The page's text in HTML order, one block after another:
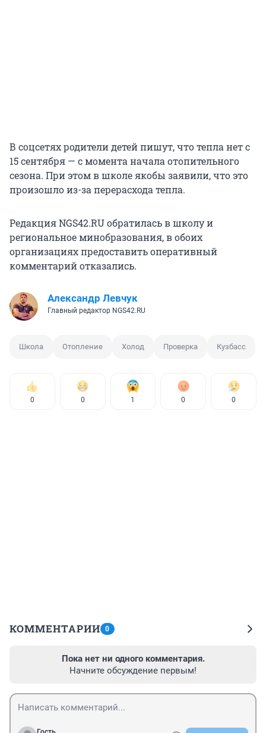
В соцсетях родители детей пишут, что тепла нет с
15 сентября — с момента начала отопительного
сезона. При этом в школе якобы заявили, что это
произошло из-за перерасхода тепла.
Редакция NGS42.RU обратилась в школу и
региональное минобразования, в обоих
организациях предоставить оперативный
комментарий отказались.
Александр Левчук
Главный редактор NGS42.RU
Школа Отопление Холод Проверка Кузбасс
0 0 1 0 0
КОММЕНТАРИИ 0
Пока нет ни одного комментария.
Начните обсуждение первым!